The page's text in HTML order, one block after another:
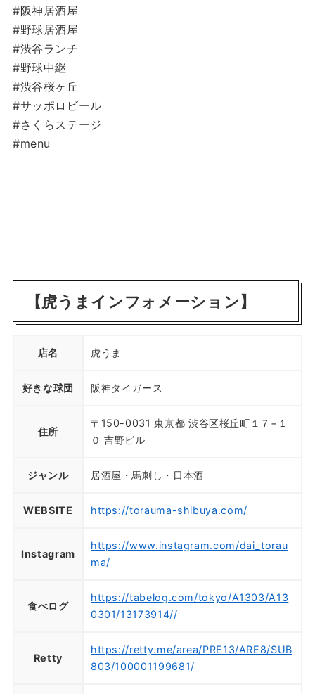
#阪神居酒屋
#野球居酒屋
#渋谷ランチ
#野球中継
#渋谷桜ヶ丘
#サッポロビール
#さくらステージ
#menu
【虎うまインフォメーション】
店名 虎うま
好きな球団 阪神タイガース
住所
〒150-0031 東京都 渋谷区桜丘町１７−１
０ 吉野ビル
ジャンル 居酒屋・馬刺し・日本酒
WEBSITE https://torauma-shibuya.com/
Instagram
https://www.instagram.com/dai_torau
ma/
食べログ
https://tabelog.com/tokyo/A1303/A13
0301/13173914//
Retty
https://retty.me/area/PRE13/ARE8/SUB
803/100001199681/